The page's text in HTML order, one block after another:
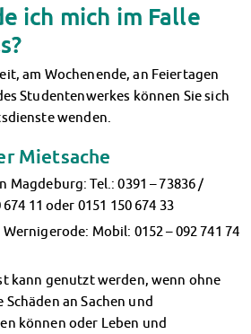
ich mich im Falle
am Wochenende, an Feiertagen
Studentenwerkes können Sie sich
wenden.
Mietsache
Magdeburg: Tel.: 0391 – 73836 /
11 oder 0151 150 674 33
Mobil: 0152 – 092 741 74
kann genutzt werden, wenn ohne
an Sachen und
können oder Leben und